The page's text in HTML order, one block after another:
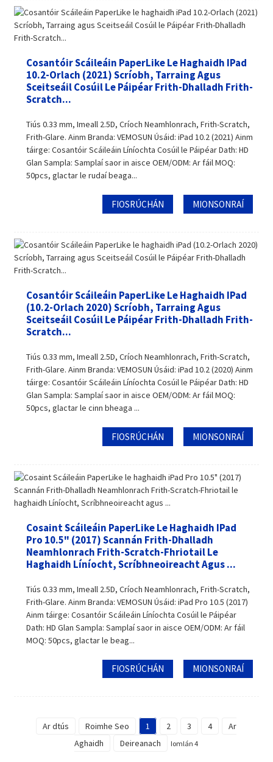
Cosantóir Scáileáin PaperLike Le Haghaidh IPad
10.2-Orlach (2021) Scríobh, Tarraing Agus
Sceitseáil Cosúil Le Páipéar Frith-Dhalladh Frith-
Scratch...
Tiús 0.33 mm, Imeall 2.5D, Críoch Neamhlonrach, Frith-Scratch,
Frith-Glare. Ainm Branda: VEMOSUN Úsáid: iPad 10.2 (2021) Ainm
táirge: Cosantóir Scáileáin Líníochta Cosúil le Páipéar Dath: HD
Glan Sampla: Samplaí saor in aisce OEM/ODM: Ar fáil MOQ:
50pcs, glactar le rudaí beaga...
FIOSRÚCHÁN MIONSONRAÍ
Cosantóir Scáileáin PaperLike Le Haghaidh IPad
(10.2-Orlach 2020) Scríobh, Tarraing Agus
Sceitseáil Cosúil Le Páipéar Frith-Dhalladh Frith-
Scratch...
Tiús 0.33 mm, Imeall 2.5D, Críoch Neamhlonrach, Frith-Scratch,
Frith-Glare. Ainm Branda: VEMOSUN Úsáid: iPad 10.2 (2020) Ainm
táirge: Cosantóir Scáileáin Líníochta Cosúil le Páipéar Dath: HD
Glan Sampla: Samplaí saor in aisce OEM/ODM: Ar fáil MOQ:
50pcs, glactar le cinn bheaga ...
FIOSRÚCHÁN MIONSONRAÍ
Cosaint Scáileáin PaperLike Le Haghaidh IPad
Pro 10.5" (2017) Scannán Frith-Dhalladh
Neamhlonrach Frith-Scratch-Fhriotail Le
Haghaidh Líníocht, Scríbhneoireacht Agus ...
Tiús 0.33 mm, Imeall 2.5D, Críoch Neamhlonrach, Frith-Scratch,
Frith-Glare. Ainm Branda: VEMOSUN Úsáid: iPad Pro 10.5 (2017)
Ainm táirge: Cosantóir Scáileáin Líníochta Cosúil le Páipéar
Dath: HD Glan Sampla: Samplaí saor in aisce OEM/ODM: Ar fáil
MOQ: 50pcs, glactar le beag...
FIOSRÚCHÁN MIONSONRAÍ
Ar dtús Roimhe Seo 1 2 3 4
Ar
Aghaidh
Deireanach Iomlán 4